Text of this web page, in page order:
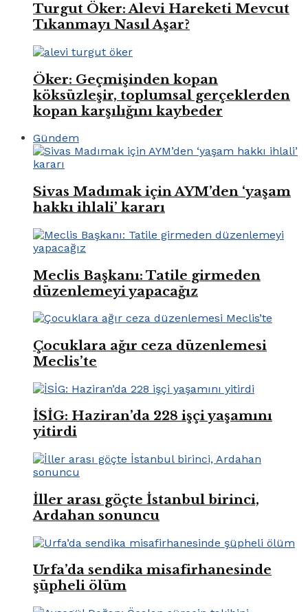
Turgut Öker: Alevi Hareketi Mevcut
Tıkanmayı Nasıl Aşar?
Öker: Geçmişinden kopan
köksüzleşir, toplumsal gerçeklerden
kopan karşılığını kaybeder
Gündem
Sivas Madımak için AYM’den ‘yaşam
hakkı ihlali’ kararı
Meclis Başkanı: Tatile girmeden
düzenlemeyi yapacağız
Çocuklara ağır ceza düzenlemesi
Meclis’te
İSİG: Haziran’da 228 işçi yaşamını
yitirdi
İller arası göçte İstanbul birinci,
Ardahan sonuncu
Urfa’da sendika misafirhanesinde
şüpheli ölüm